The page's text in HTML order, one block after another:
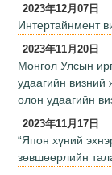
2023年12月07日
Интертайнмент
2023年11月20日
Монгол Улсын
удаагийн визний
олон удаагийн
2023年11月17日
“Япон хүний
зөвшөөрлийн